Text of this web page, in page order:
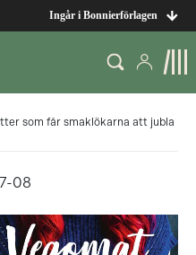
Ingår i Bonnierförlagen
som får smaklökarna att jubla
08